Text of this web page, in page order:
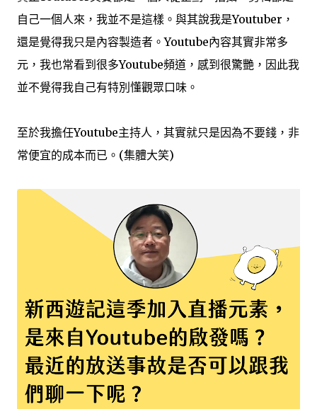
自己一個人來，我並不是這樣。與其說我是Youtuber，
還是覺得我只是內容製造者。Youtube內容其實非常多
元，我也常看到很多Youtube頻道，感到很驚艷，因此我
並不覺得我自己有特別懂觀眾口味。
至於我擔任Youtube主持人，其實就只是因為不要錢，非
常便宜的成本而已。(集體大笑)